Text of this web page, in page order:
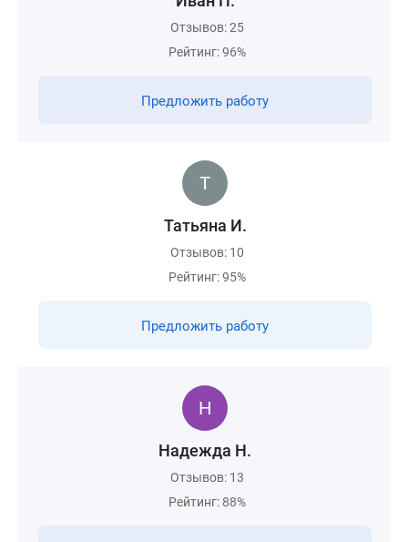
Отзывов: 25
Рейтинг: 96%
Предложить работу
Татьяна И.
Отзывов: 10
Рейтинг: 95%
Предложить работу
Надежда Н.
Отзывов: 13
Рейтинг: 88%